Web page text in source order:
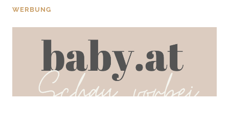
WERBUNG